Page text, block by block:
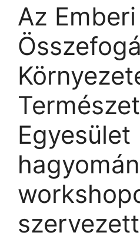
Az Emberi
Egyesület
szervezett